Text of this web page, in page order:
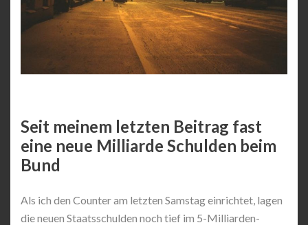
Seit meinem letzten Beitrag fast
eine neue Milliarde Schulden beim
Bund
Als ich den Counter am letzten Samstag einrichtet, lagen
die neuen Staatsschulden noch tief im 5-Milliarden-